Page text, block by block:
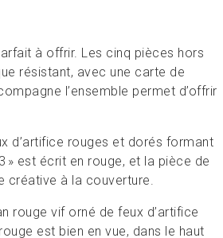
à offrir. Les cinq pièces hors
résistant, avec une carte de
l’ensemble permet d’offrir
d’artifice rouges et dorés formant
» est écrit en rouge, et la pièce de
créative à la couverture.
rouge vif orné de feux d’artifice
est bien en vue, dans le haut